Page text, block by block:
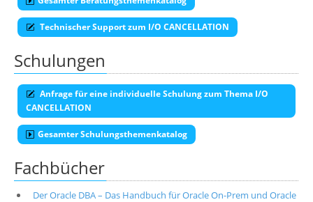
Technischer Support zum I/O CANCELLATION
Schulungen
Anfrage für eine individuelle Schulung zum Thema I/O
CANCELLATION
Gesamter Schulungsthemenkatalog
Fachbücher
Der Oracle DBA – Das Handbuch für Oracle On-Prem und Oracle